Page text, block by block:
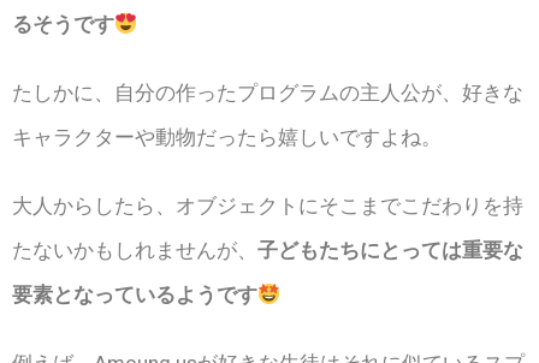
るそうです
たしかに、自分の作ったプログラムの主人公が、好きな
キャラクターや動物だったら嬉しいですよね。
大人からしたら、オブジェクトにそこまでこだわりを持
たないかもしれませんが、 子どもたちにとっては重要な
要素となっているようです